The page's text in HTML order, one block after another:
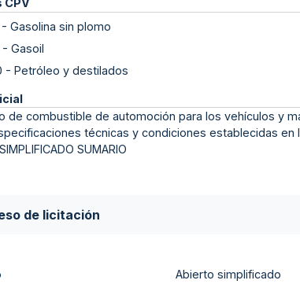
CPV
- Gasolina sin plomo
- Gasoil
- Petróleo y destilados
de combustible de automoción para los vehículos y
técnicas y condiciones establecidas en
SUMARIO
de licitación
Abierto simplificado